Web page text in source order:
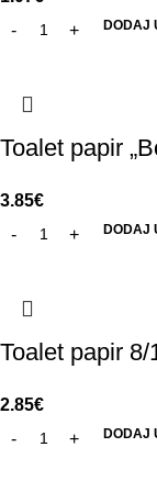
DODAJ
Toalet papir
3.85€
DODAJ
Toalet papir
2.85€
DODAJ